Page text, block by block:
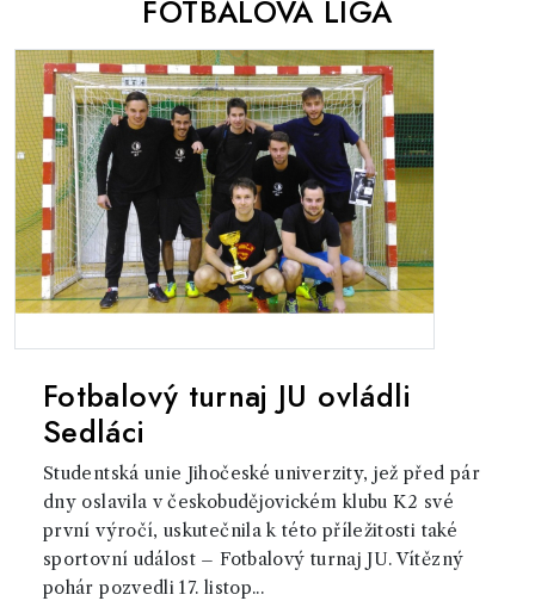
FOTBALOVÁ LIGA
Fotbalový turnaj JU ovládli
Sedláci
Studentská unie Jihočeské univerzity, jež před pár
dny oslavila v českobudějovickém klubu K2 své
první výročí, uskutečnila k této příležitosti také
sportovní událost – Fotbalový turnaj JU. Vítězný
pohár pozvedli 17. listop...